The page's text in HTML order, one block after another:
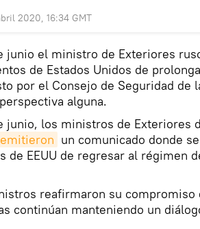
2020, 16:34 GMT
junio el ministro de Exteriores
de Estados Unidos de
por el Consejo de Seguridad de
alguna.
junio, los ministros de Exteriores
emitieron un comunicado donde
de EEUU de regresar al régimen
reafirmaron su compromiso
continúan manteniendo un